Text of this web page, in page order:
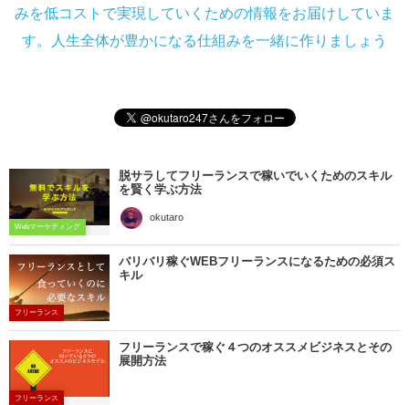
みを低コストで実現していくための情報をお届けしていま
す。人生全体が豊かになる仕組みを一緒に作りましょう
Webマーケティング
脱サラしてフリーランスで稼いでいくためのスキル
を賢く学ぶ方法
okutaro
フリーランス
バリバリ稼ぐWEBフリーランスになるための必須ス
キル
フリーランス
フリーランスで稼ぐ４つのオススメビジネスとその
展開方法